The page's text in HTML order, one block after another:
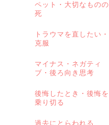
ペット・大切なものの
死
トラウマを直したい・
克服
マイナス・ネガティ
ブ・後ろ向き思考
後悔したとき・後悔を
乗り切る
過去にとらわれる